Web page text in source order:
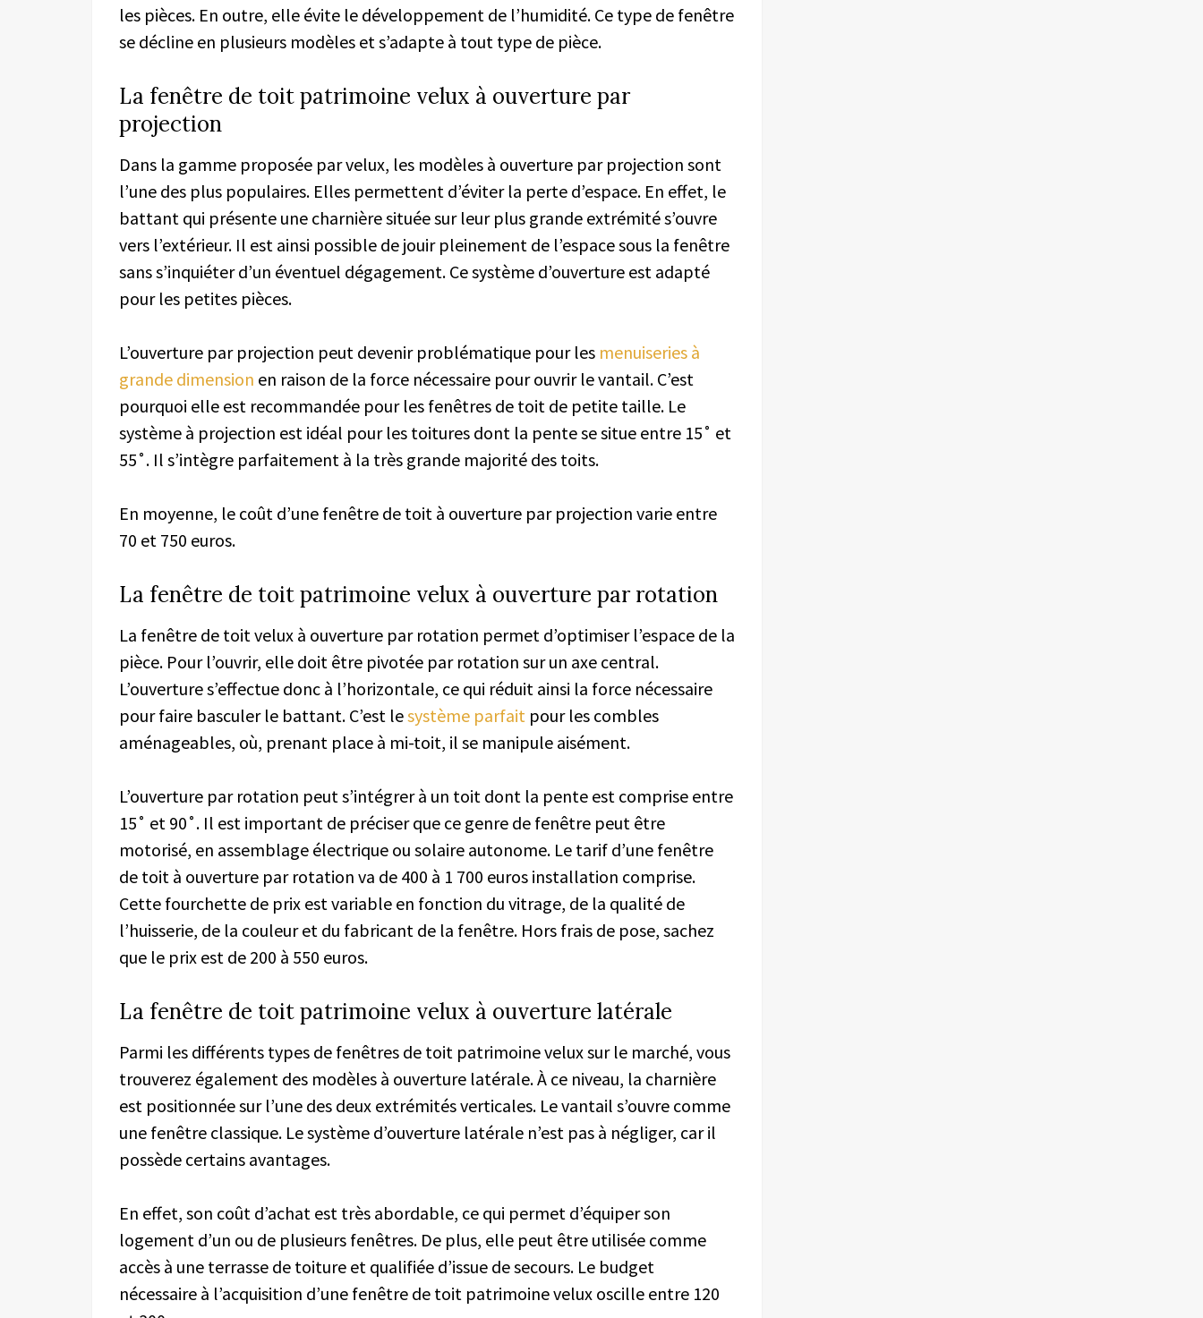
les pièces. En outre, elle évite le développement de l’humidité. Ce type de fenêtre
se décline en plusieurs modèles et s’adapte à tout type de pièce.
La fenêtre de toit patrimoine velux à ouverture par
projection
Dans la gamme proposée par velux, les modèles à ouverture par projection sont
l’une des plus populaires. Elles permettent d’éviter la perte d’espace. En effet, le
battant qui présente une charnière située sur leur plus grande extrémité s’ouvre
vers l’extérieur. Il est ainsi possible de jouir pleinement de l’espace sous la fenêtre
sans s’inquiéter d’un éventuel dégagement. Ce système d’ouverture est adapté
pour les petites pièces.
L’ouverture par projection peut devenir problématique pour les menuiseries à
grande dimension en raison de la force nécessaire pour ouvrir le vantail. C’est
pourquoi elle est recommandée pour les fenêtres de toit de petite taille. Le
système à projection est idéal pour les toitures dont la pente se situe entre 15˚ et
55˚. Il s’intègre parfaitement à la très grande majorité des toits.
En moyenne, le coût d’une fenêtre de toit à ouverture par projection varie entre
70 et 750 euros.
La fenêtre de toit patrimoine velux à ouverture par rotation
La fenêtre de toit velux à ouverture par rotation permet d’optimiser l’espace de la
pièce. Pour l’ouvrir, elle doit être pivotée par rotation sur un axe central.
L’ouverture s’effectue donc à l’horizontale, ce qui réduit ainsi la force nécessaire
pour faire basculer le battant. C’est lesystème parfait pour les combles
aménageables, où, prenant place à mi-toit, il se manipule aisément.
L’ouverture par rotation peut s’intégrer à un toit dont la pente est comprise entre
15˚ et 90˚. Il est important de préciser que ce genre de fenêtre peut être
motorisé, en assemblage électrique ou solaire autonome. Le tarif d’une fenêtre
de toit à ouverture par rotation va de 400 à 1 700 euros installation comprise.
Cette fourchette de prix est variable en fonction du vitrage, de la qualité de
l’huisserie, de la couleur et du fabricant de la fenêtre. Hors frais de pose, sachez
que le prix est de 200 à 550 euros.
La fenêtre de toit patrimoine velux à ouverture latérale
Parmi les différents types de fenêtres de toit patrimoine velux sur le marché, vous
trouverez également des modèles à ouverture latérale. À ce niveau, la charnière
est positionnée sur l’une des deux extrémités verticales. Le vantail s’ouvre comme
une fenêtre classique. Le système d’ouverture latérale n’est pas à négliger, car il
possède certains avantages.
En effet, son coût d’achat est très abordable, ce qui permet d’équiper son
logement d’un ou de plusieurs fenêtres. De plus, elle peut être utilisée comme
accès à une terrasse de toiture et qualifiée d’issue de secours. Le budget
nécessaire à l’acquisition d’une fenêtre de toit patrimoine velux oscille entre 120